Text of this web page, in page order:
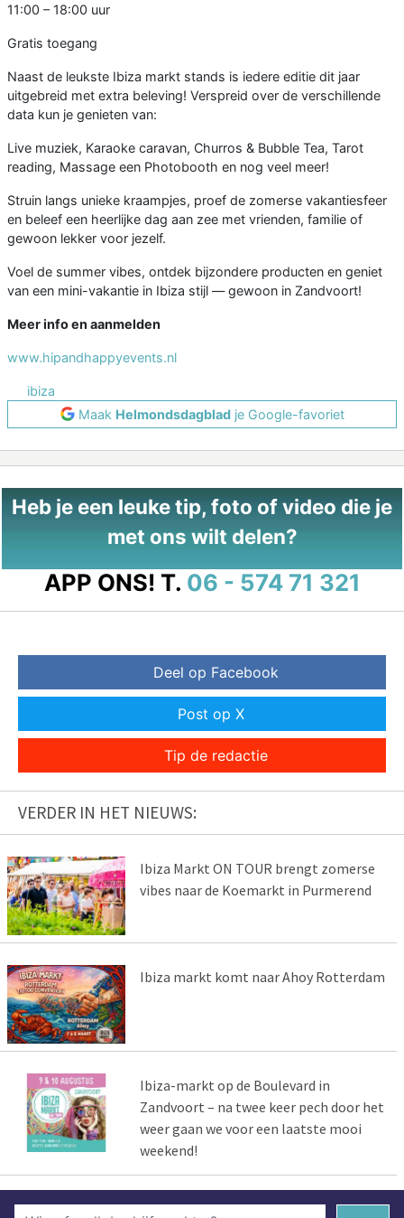
11:00 – 18:00 uur
Gratis toegang
Naast de leukste Ibiza markt stands is iedere editie dit jaar
uitgebreid met extra beleving! Verspreid over de verschillende
data kun je genieten van:
Live muziek, Karaoke caravan, Churros & Bubble Tea, Tarot
reading, Massage een Photobooth en nog veel meer!
Struin langs unieke kraampjes, proef de zomerse vakantiesfeer
en beleef een heerlijke dag aan zee met vrienden, familie of
gewoon lekker voor jezelf.
Voel de summer vibes, ontdek bijzondere producten en geniet
van een mini-vakantie in Ibiza stijl — gewoon in Zandvoort!
Meer info en aanmelden
www.hipandhappyevents.nl
ibiza
Maak Helmondsdagbladje Google-favoriet
Heb je een leuke tip, foto of video die je
met ons wilt delen?
APP ONS! T. 06 - 574 71 321
Deel op Facebook
Post op X
Tip de redactie
VERDER IN HET NIEUWS:
Ibiza Markt ON TOUR brengt zomerse
vibes naar de Koemarkt in Purmerend
Ibiza markt komt naar Ahoy Rotterdam
Ibiza-markt op de Boulevard in
Zandvoort – na twee keer pech door het
weer gaan we voor een laatste mooi
weekend!